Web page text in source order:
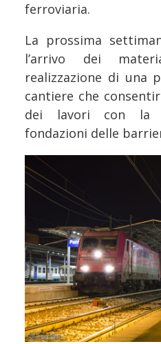
ferroviaria.
La prossima
l’arrivo dei
realizzazione di una
cantiere che
dei lavori con la
fondazioni delle